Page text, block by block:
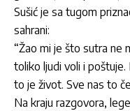
Sušić je sa tugom
sahrani:
“Žao mi je što sutra ne
toliko ljudi voli i poštuje.
to je život. Sve nas to
Na kraju razgovora,